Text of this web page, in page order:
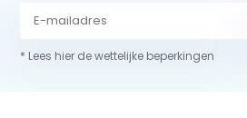
* Lees hier de wettelijke beperkingen